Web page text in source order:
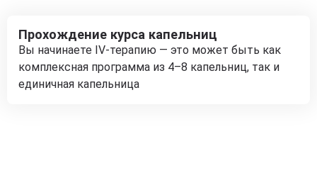
Прохождение курса капельниц
Вы начинаете IV-терапию — это может быть как
комплексная программа из 4–8 капельниц, так и
единичная капельница